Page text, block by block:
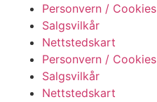
Personvern / Cookies
Salgsvilkår
Nettstedskart
Personvern / Cookies
Salgsvilkår
Nettstedskart